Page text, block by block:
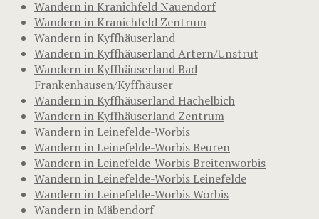
Wandern in Kranichfeld Nauendorf
Wandern in Kranichfeld Zentrum
Wandern in Kyffhäuserland
Wandern in Kyffhäuserland Artern/Unstrut
Wandern in Kyffhäuserland Bad
Frankenhausen/Kyffhäuser
Wandern in Kyffhäuserland Hachelbich
Wandern in Kyffhäuserland Zentrum
Wandern in Leinefelde-Worbis
Wandern in Leinefelde-Worbis Beuren
Wandern in Leinefelde-Worbis Breitenworbis
Wandern in Leinefelde-Worbis Leinefelde
Wandern in Leinefelde-Worbis Worbis
Wandern in Mäbendorf